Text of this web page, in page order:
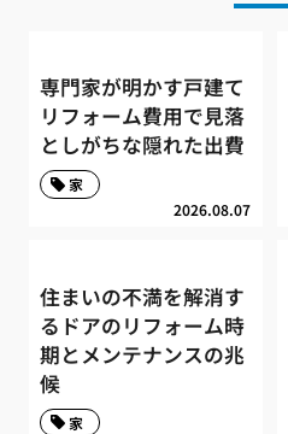
専門家が明かす戸建て
リフォーム費用で見落
としがちな隠れた出費
2026.08.07
家
住まいの不満を解消す
るドアのリフォーム時
期とメンテナンスの兆
候
家